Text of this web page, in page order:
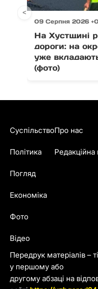
09 Серпня 2026
На Хустщині
дороги: на
уже
(фото)
<
Передрук матеріалів –
у першому або
другому абзаці на
Суспільство
Політика
Погляд
Економіка
Фото
Відео
Про нас
Редакційна